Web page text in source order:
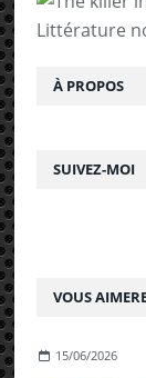
SUIVEZ-MOI
Littérature
À PROPOS
VOUS
15/06/2026